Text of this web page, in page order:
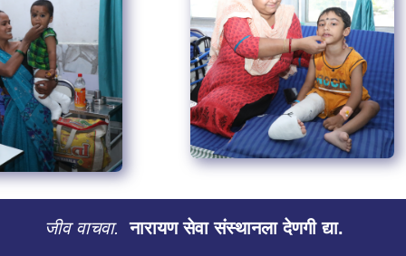
जीव वाचवा. नारायण सेवा संस्थानला देणगी द्या.